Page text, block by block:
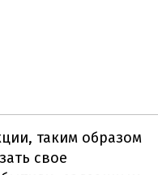
таким образом
свое